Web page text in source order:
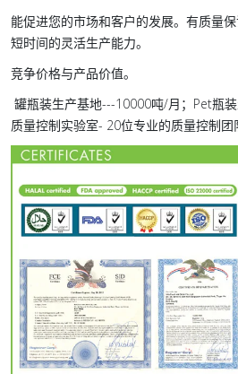
能促进您的市场和客户的发展。有质量
短时间的灵活生产能力。
竞争价格与产品价值。
罐瓶装生产基地---10000吨/月；Pet瓶
质量控制实验室- 20位专业的质量控制团